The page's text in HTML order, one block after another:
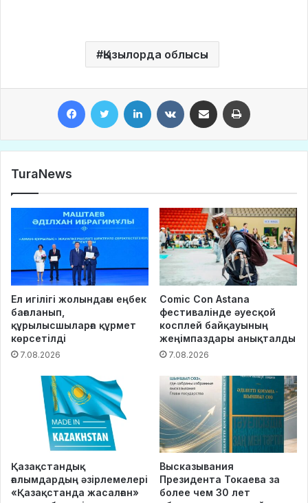
Қызылорда облысы
TuraNews
Ел игілігі жолындағы еңбек
бағаланып,
құрылысшыларға құрмет
көрсетілді
7.08.2026
Comic Con Astana
фестивалінде әуесқой
косплей байқауының
жеңімпаздары анықталды
7.08.2026
Қазақстандық
ғалымдардың әзірлемелері
«Қазақстанда жасалған»
Высказывания
Президента Токаева за
более чем 30 лет